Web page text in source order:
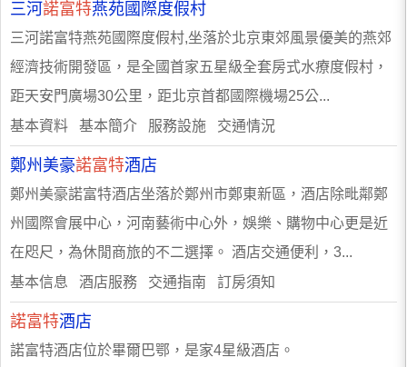
三河 諾富特燕苑國際度假村
三河諾富特燕苑國際度假村,坐落於北京東郊風景優美的燕郊
經濟技術開發區，是全國首家五星級全套房式水療度假村，
距天安門廣場30公里，距北京首都國際機場25公...
基本資料 基本簡介 服務設施 交通情況
鄭州美豪諾富特酒店
鄭州美豪諾富特酒店坐落於鄭州市鄭東新區，酒店除毗鄰鄭
州國際會展中心，河南藝術中心外，娛樂、購物中心更是近
在咫尺，為休閒商旅的不二選擇。 酒店交通便利，3...
基本信息 酒店服務 交通指南 訂房須知
諾富特酒店
諾富特酒店位於畢爾巴鄂，是家4星級酒店。